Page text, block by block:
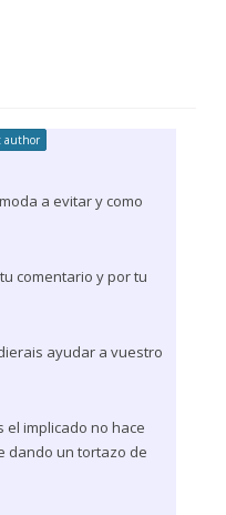
author
moda a evitar y como
comentario y por tu
ayudar a vuestro
el implicado no hace
dando un tortazo de